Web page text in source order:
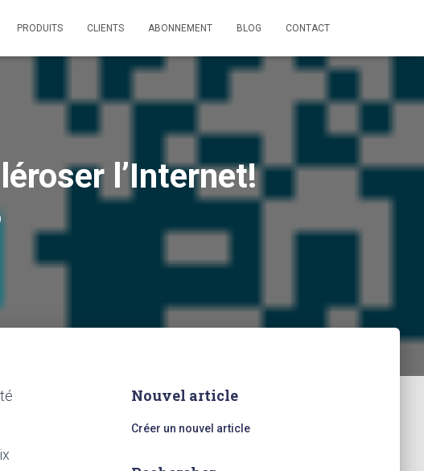
PRODUITS CLIENTS ABONNEMENT BLOG CONTACT
l’Internet!
Nouvel article
Créer un nouvel article